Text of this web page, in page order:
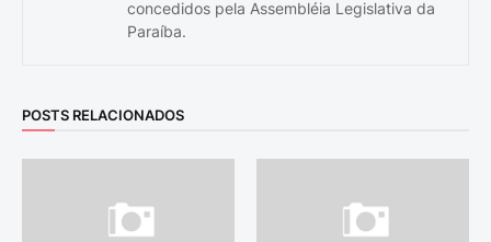
concedidos pela Assembléia Legislativa da
Paraíba.
POSTS RELACIONADOS